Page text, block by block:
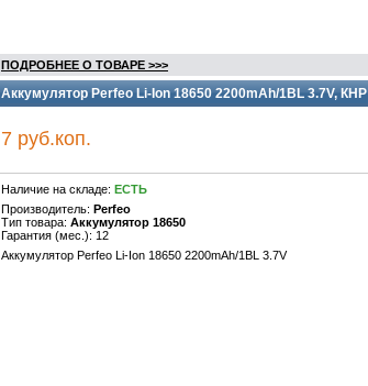
ПОДРОБНЕЕ О ТОВАРЕ >>>
Аккумулятор Perfeo Li-Ion 18650 2200mAh/1BL 3.7V, КНР
7 руб.коп.
Наличие на складе: ЕСТЬ
Производитель: Perfeo
Тип товара: Аккумулятор 18650
Гарантия (мес.): 12
Аккумулятор Perfeo Li-Ion 18650 2200mAh/1BL 3.7V